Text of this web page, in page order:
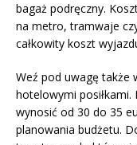
bagaż podręczny.
na metro, tramwaje
całkowity koszt
Weź pod uwagę także
hotelowymi
wynosić od 30 do 35
planowania budżetu.